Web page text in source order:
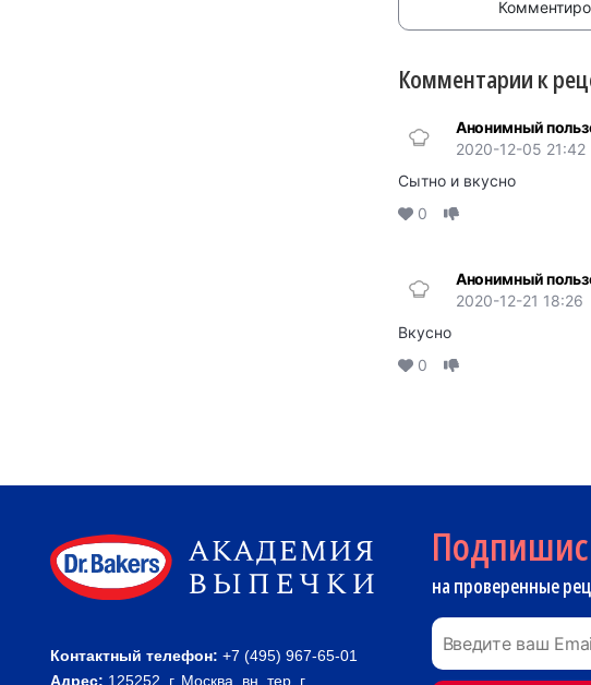
Комментарии к
Анонимный
2020-12-05 21:42
Сытно и вкусно
0
Анонимный
2020-12-21 18:26
Вкусно
0
Контактный телефон: +7 (495) 967-65-01
Адрес: 125252, г. Москва, вн. тер. г.
на проверенные